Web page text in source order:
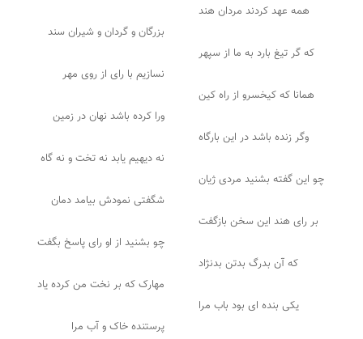
همه عهد کردند مردان هند
بزرگان و گردان و شیران سند
که گر تیغ بارد به ما از سپهر
نسازیم با رای از روی مهر
همانا که کیخسرو از راه کین
ورا کرده باشد نهان در زمین
وگر زنده باشد در این بارگاه
نه دیهیم یابد نه تخت و نه گاه
چو این گفته بشنید مردی ژیان
شگفتی نمودش بیامد دمان
بر رای هند این سخن بازگفت
چو بشنید از او رای پاسخ بگفت
که آن بدرگ بدتن بدنژاد
مهارک که بر نخت من کرده یاد
یکی بنده ای بود باب مرا
پرستنده خاک و آب مرا